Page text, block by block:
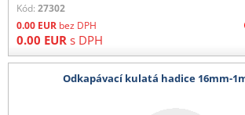
Kód: 27302
0.00 EUR bez DPH
0.00 EUR s DPH
Odkapávací kulatá hadice 16mm-